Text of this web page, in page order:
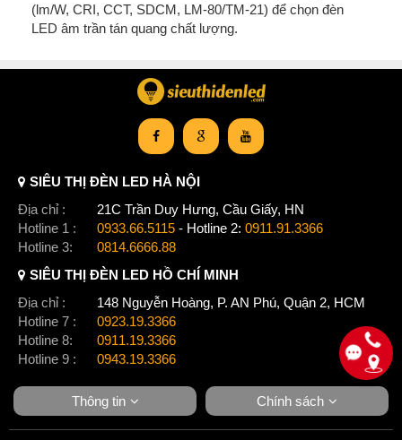
(lm/W, CRI, CCT, SDCM, LM-80/TM-21) để chọn đèn
LED âm trần tán quang chất lượng.
SIÊU THỊ ĐÈN LED HÀ NỘI
Địa chỉ :
21C Trần Duy Hưng, Cầu Giấy, HN
Hotline 1 :
0933.66.5115 - Hotline 2: 0911.91.3366
Hotline 3:
0814.6666.88
SIÊU THỊ ĐÈN LED HỒ CHÍ MINH
Địa chỉ :
148 Nguyễn Hoàng, P. AN Phú, Quận 2, HCM
Hotline 7 :
0923.19.3366
Hotline 8:
0911.19.3366
Hotline 9 :
0943.19.3366
Thông tin Chính sách